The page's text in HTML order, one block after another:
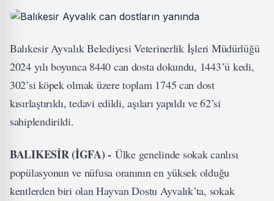
Balıkesir Ayvalık Belediyesi Veterinerlik İşleri Müdürlüğü
2024 yılı boyunca 8440 can dosta dokundu, 1443’ü kedi,
302’si köpek olmak üzere toplam 1745 can dost
kısırlaştırıldı, tedavi edildi, aşıları yapıldı ve 62’si
sahiplendirildi.
BALIKESİR (İGFA) - Ülke genelinde sokak canlısı
popülasyonun ve nüfusa oranının en yüksek olduğu
kentlerden biri olan Hayvan Dostu Ayvalık’ta, sokak